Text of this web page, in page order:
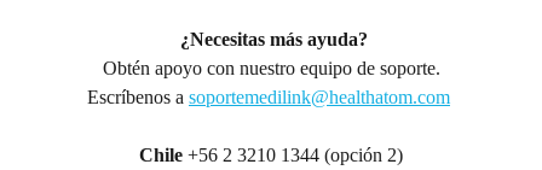
¿Necesitas más ayuda?
Obtén apoyo con nuestro equipo de soporte.
Escríbenos a soportemedilink@healthatom.com
Chile +56 2 3210 1344 (opción 2)